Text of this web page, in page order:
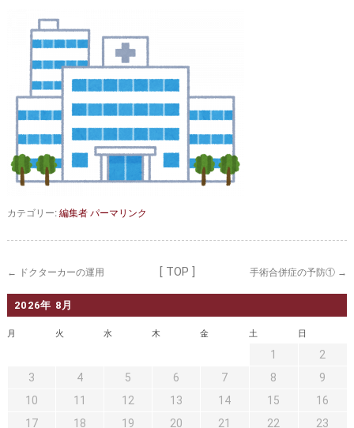
遠方から来院される方は？
セカンドオピニオン
都道府県別紹介病院 良くある質問
正しい病院の選び方
お問い合わせ
私どもの特色 治療目的と治療対象
手術概要
医師募集情報 ドクターカー
トピックス一覧
アーカイブ
カテゴリー:編集者パーマリンク
← ドクターカーの運用 [ TOP ] 手術合併症の予防① →
2026年 8月
月 火 水 木 金 土 日
1
2
3
4 5 6 7 8
9
10
11 12 13 14 15
16
17
18 19 20 21 22
23